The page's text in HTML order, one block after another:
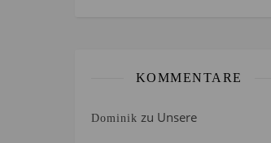
KOMMENTARE
Dominik zu Unsere